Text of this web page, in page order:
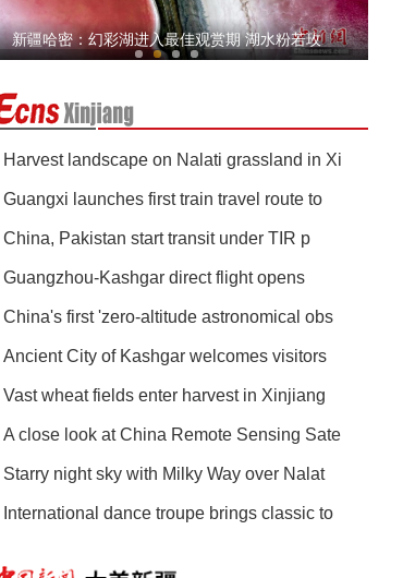
新疆：第一批成熟螃蟹销往长三角
当坦桑尼亚咖啡遇上中国茶叶 “跨国夫妇”在
新疆哈密：幻彩湖进入最佳观赏期 湖水粉若玫
Harvest landscape on Nalati grassland in Xi
Guangxi launches first train travel route to
China, Pakistan start transit under TIR p
Guangzhou-Kashgar direct flight opens
China's first 'zero-altitude astronomical obs
Ancient City of Kashgar welcomes visitors
Vast wheat fields enter harvest in Xinjiang
A close look at China Remote Sensing Sate
Starry night sky with Milky Way over Nalat
International dance troupe brings classic to